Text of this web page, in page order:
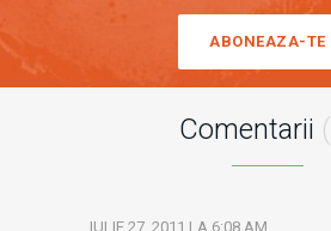
ABONEAZA-TE
Comentarii
IULIE 27, 2011 LA 6:08 AM